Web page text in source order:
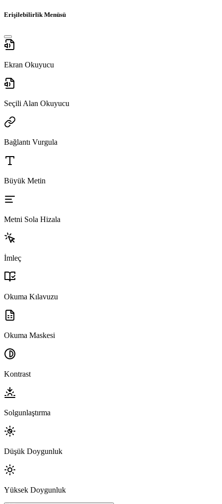
Erişilebilirlik Menüsü
Ekran Okuyucu
Seçili Alan Okuyucu
Bağlantı Vurgula
Büyük Metin
Metni Sola Hizala
İmleç
Okuma Kılavuzu
Okuma Maskesi
Kontrast
Solgunlaştırma
Düşük Doygunluk
Yüksek Doygunluk